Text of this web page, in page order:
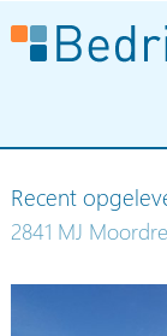
Recent
2841 MJ